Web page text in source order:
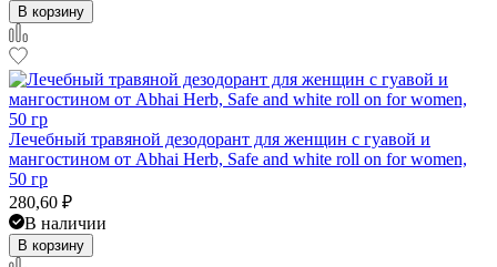
В корзину
Лечебный травяной дезодорант для женщин с гуавой и
мангостином от Abhai Herb, Safe and white roll on for women,
50 гр
280,60 ₽
В наличии
В корзину